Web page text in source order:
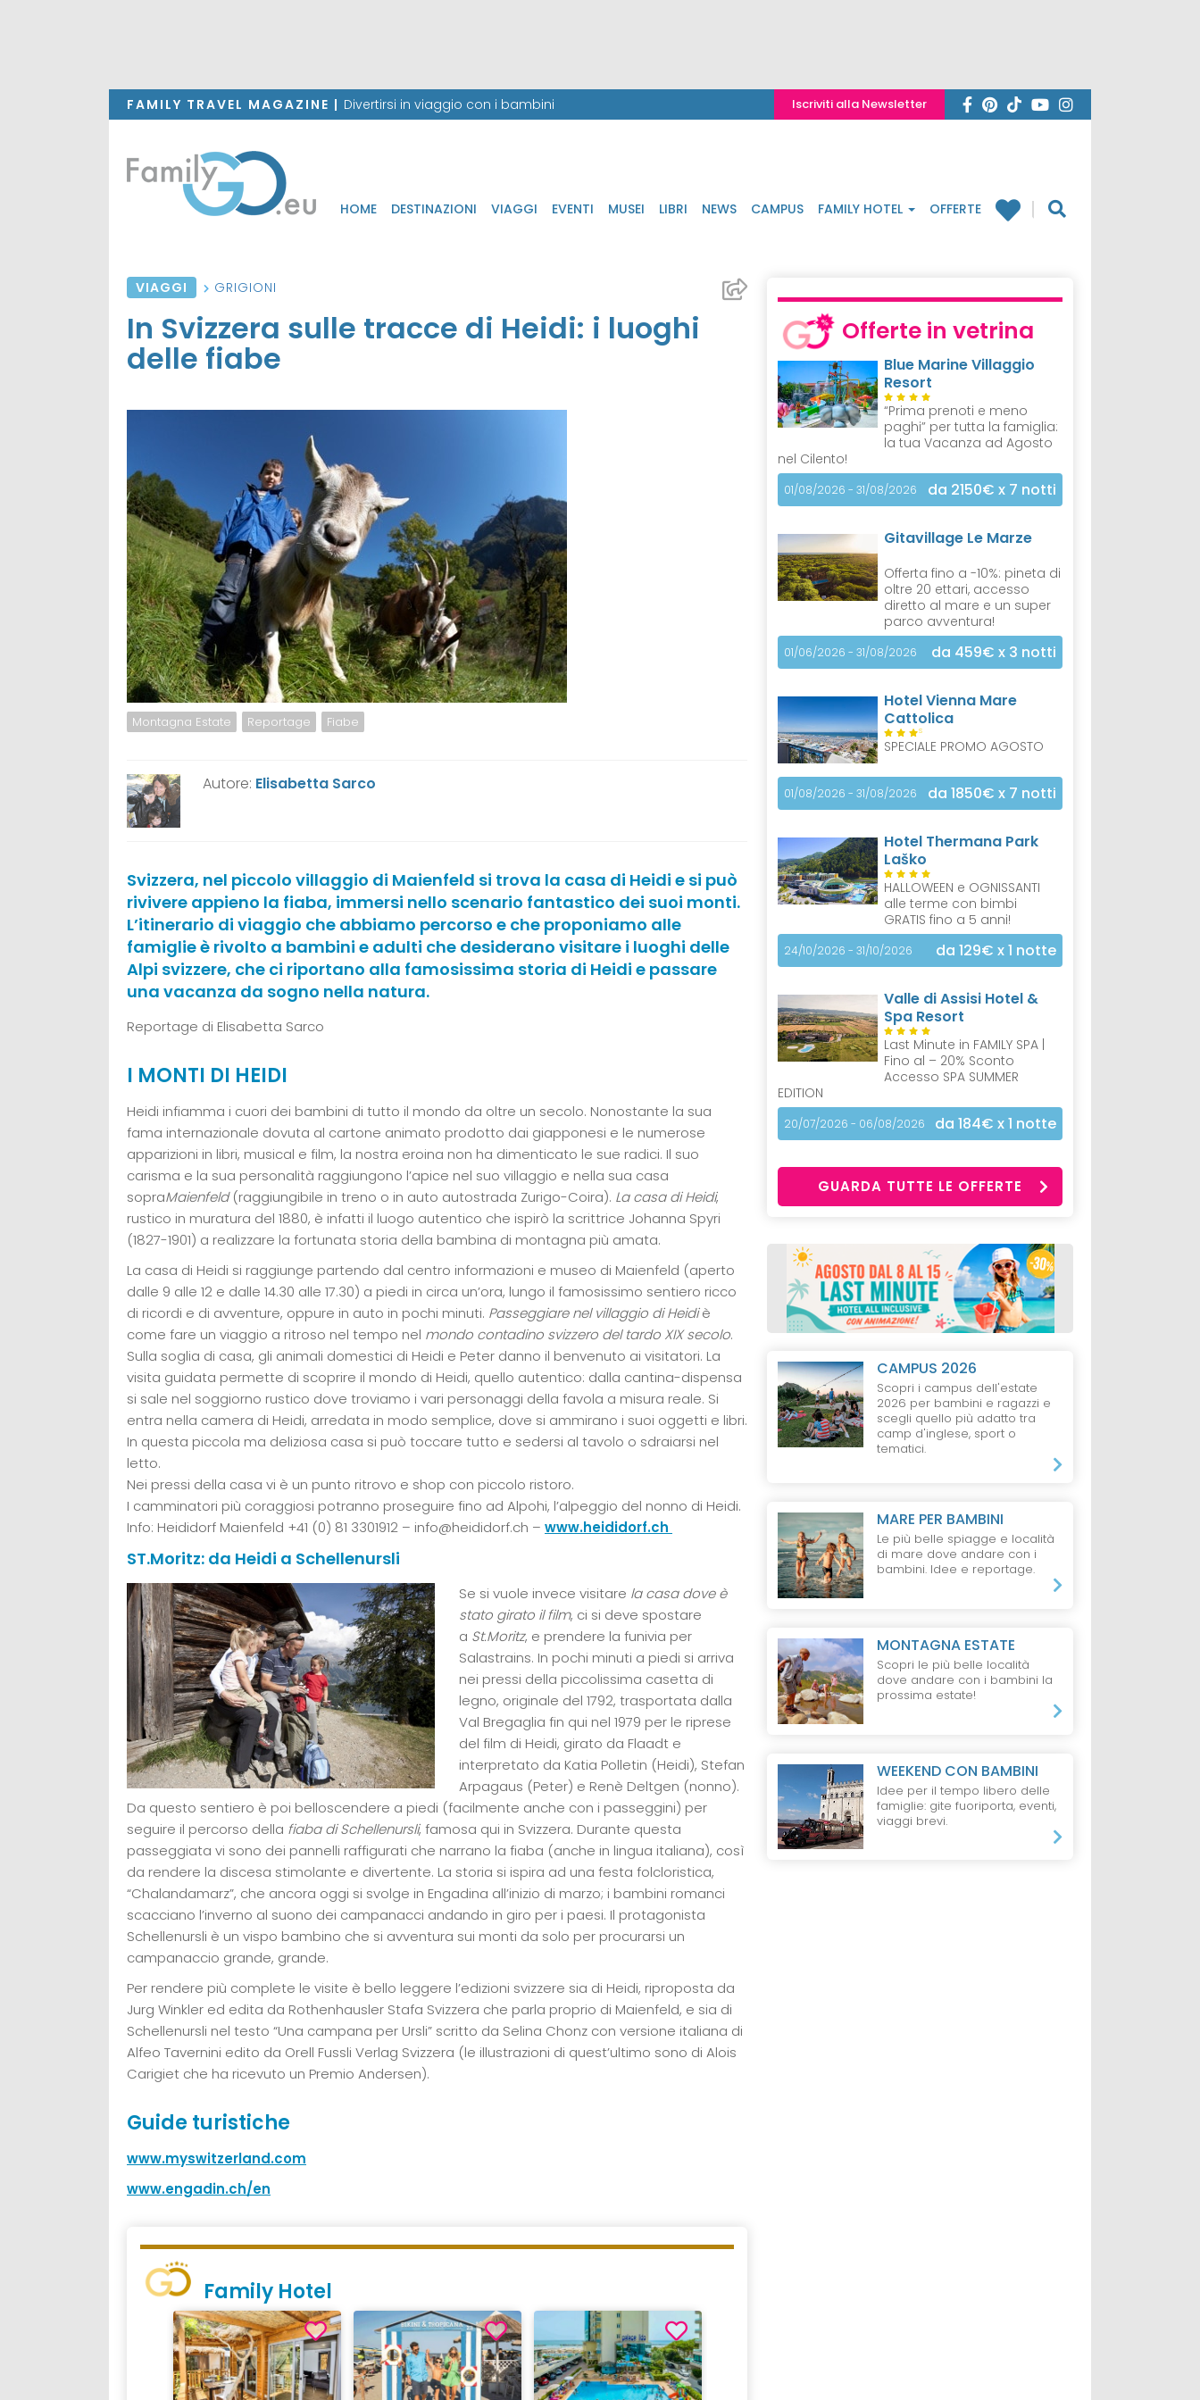
FAMILY TRAVEL MAGAZINE | Divertirsi in viaggio con i bambini Iscriviti alla Newsletter
HOME DESTINAZIONI VIAGGI EVENTI MUSEI LIBRI NEWS CAMPUS FAMILY HOTEL OFFERTE
VIAGGI GRIGIONI
In Svizzera sulle tracce di Heidi: i luoghi
delle fiabe
Montagna Estate Reportage Fiabe
Autore: Elisabetta Sarco
Svizzera, nel piccolo villaggio di Maienfeld si trova la casa di Heidi e si può
rivivere appieno la fiaba, immersi nello scenario fantastico dei suoi monti.
L’itinerario di viaggio che abbiamo percorso e che proponiamo alle
famiglie è rivolto a bambini e adulti che desiderano visitare i luoghi delle
Alpi svizzere, che ci riportano alla famosissima storia di Heidi e passare
una vacanza da sogno nella natura.
Reportage di Elisabetta Sarco
I MONTI DI HEIDI
Heidi infiamma i cuori dei bambini di tutto il mondo da oltre un secolo. Nonostante la sua
fama internazionale dovuta al cartone animato prodotto dai giapponesi e le numerose
apparizioni in libri, musical e film, la nostra eroina non ha dimenticato le sue radici. Il suo
carisma e la sua personalità raggiungono l’apice nel suo villaggio e nella sua casa
sopraMaienfeld(raggiungibile in treno o in auto autostrada Zurigo-Coira). La casa di Heidi,
rustico in muratura del 1880, è infatti il luogo autentico che ispirò la scrittrice Johanna Spyri
(1827-1901) a realizzare la fortunata storia della bambina di montagna più amata.
La casa di Heidi si raggiunge partendo dal centro informazioni e museo di Maienfeld (aperto
dalle 9 alle 12 e dalle 14.30 alle 17.30) a piedi in circa un’ora, lungo il famosissimo sentiero ricco
di ricordi e di avventure, oppure in auto in pochi minuti. Passeggiare nel villaggio di Heidiè
come fare un viaggio a ritroso nel tempo nel mondo contadino svizzero del tardo XIX secolo.
Sulla soglia di casa, gli animali domestici di Heidi e Peter danno il benvenuto ai visitatori. La
visita guidata permette di scoprire il mondo di Heidi, quello autentico: dalla cantina-dispensa
si sale nel soggiorno rustico dove troviamo i vari personaggi della favola a misura reale. Si
entra nella camera di Heidi, arredata in modo semplice, dove si ammirano i suoi oggetti e libri.
In questa piccola ma deliziosa casa si può toccare tutto e sedersi al tavolo o sdraiarsi nel
letto.
Nei pressi della casa vi è un punto ritrovo e shop con piccolo ristoro.
I camminatori più coraggiosi potranno proseguire fino ad Alpohi, l’alpeggio del nonno di Heidi.
Info: Heididorf Maienfeld +41 (0) 81 3301912 – info@heididorf.ch – www.heididorf.ch
ST.Moritz: da Heidi a Schellenursli
Se si vuole invece visitare la casa dove è
stato girato il film, ci si deve spostare
a St.Moritz, e prendere la funivia per
Salastrains. In pochi minuti a piedi si arriva
nei pressi della piccolissima casetta di
legno, originale del 1792, trasportata dalla
Val Bregaglia fin qui nel 1979 per le riprese
del film di Heidi, girato da Flaadt e
interpretato da Katia Polletin (Heidi), Stefan
Arpagaus (Peter) e Renè Deltgen (nonno).
Da questo sentiero è poi belloscendere a piedi (facilmente anche con i passeggini) per
seguire il percorso della fiaba di Schellenursli, famosa qui in Svizzera. Durante questa
passeggiata vi sono dei pannelli raffigurati che narrano la fiaba (anche in lingua italiana), così
da rendere la discesa stimolante e divertente. La storia si ispira ad una festa folcloristica,
“Chalandamarz”, che ancora oggi si svolge in Engadina all’inizio di marzo; i bambini romanci
scacciano l’inverno al suono dei campanacci andando in giro per i paesi. Il protagonista
Schellenursli è un vispo bambino che si avventura sui monti da solo per procurarsi un
campanaccio grande, grande.
Per rendere più complete le visite è bello leggere l’edizioni svizzere sia di Heidi, riproposta da
Jurg Winkler ed edita da Rothenhausler Stafa Svizzera che parla proprio di Maienfeld, e sia di
Schellenursli nel testo “Una campana per Ursli” scritto da Selina Chonz con versione italiana di
Alfeo Tavernini edito da Orell Fussli Verlag Svizzera (le illustrazioni di quest’ultimo sono di Alois
Carigiet che ha ricevuto un Premio Andersen).
Guide turistiche
www.myswitzerland.com
www.engadin.ch/en
Family Hotel
Offerte in vetrina
Blue Marine Villaggio
Resort
“Prima prenoti e meno
paghi” per tutta la famiglia:
la tua Vacanza ad Agosto
nel Cilento!
01/08/2026 - 31/08/2026 da 2150€ x 7 notti
Gitavillage Le Marze
Offerta fino a -10%: pineta di
oltre 20 ettari, accesso
diretto al mare e un super
parco avventura!
01/06/2026 - 31/08/2026 da 459€ x 3 notti
Hotel Vienna Mare
Cattolica
S
SPECIALE PROMO AGOSTO
01/08/2026 - 31/08/2026 da 1850€ x 7 notti
Hotel Thermana Park
Laško
HALLOWEEN e OGNISSANTI
alle terme con bimbi
GRATIS fino a 5 anni!
24/10/2026 - 31/10/2026 da 129€ x 1 notte
Valle di Assisi Hotel &
Spa Resort
Last Minute in FAMILY SPA |
Fino al – 20% Sconto
Accesso SPA SUMMER
EDITION
20/07/2026 - 06/08/2026 da 184€ x 1 notte
GUARDA TUTTE LE OFFERTE
CAMPUS 2026
Scopri i campus dell'estate
2026 per bambini e ragazzi e
scegli quello più adatto tra
camp d'inglese, sport o
tematici.
MARE PER BAMBINI
Le più belle spiagge e località
di mare dove andare con i
bambini. Idee e reportage.
MONTAGNA ESTATE
Scopri le più belle località
dove andare con i bambini la
prossima estate!
WEEKEND CON BAMBINI
Idee per il tempo libero delle
famiglie: gite fuoriporta, eventi,
viaggi brevi.